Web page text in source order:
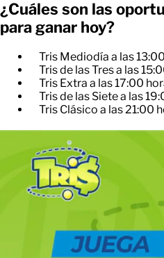
¿Cuáles son las
para ganar hoy?
Tris Mediodía a las
Tris de las Tres a las
Tris Extra a las 17:00
Tris de las Siete a las
Tris Clásico a las 21:00